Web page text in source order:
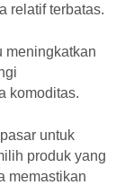
relatif terbatas.
meningkatkan
komoditas.
untuk
produk yang
memastikan